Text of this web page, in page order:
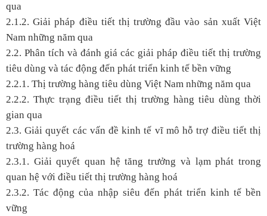
qua
2.1.2. Giải pháp điều tiết thị trường đầu vào sản xuất Việt
Nam những năm qua
2.2. Phân tích và đánh giá các giải pháp điều tiết thị trường
tiêu dùng và tác động đến phát triển kinh tế bền vững
2.2.1. Thị trường hàng tiêu dùng Việt Nam những năm qua
2.2.2. Thực trạng điều tiết thị trường hàng tiêu dùng thời
gian qua
2.3. Giải quyết các vấn đề kinh tế vĩ mô hỗ trợ điều tiết thị
trường hàng hoá
2.3.1. Giải quyết quan hệ tăng trưởng và lạm phát trong
quan hệ với điều tiết thị trường hàng hoá
2.3.2. Tác động của nhập siêu đến phát triển kinh tế bền
vững